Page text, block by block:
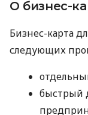
О бизнес-
Бизнес-карта
следующих
быстрый